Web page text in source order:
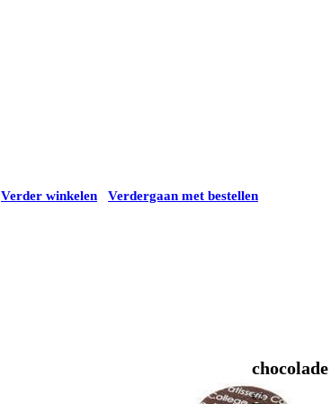
Verder winkelen Verdergaan met bestellen
€ 3